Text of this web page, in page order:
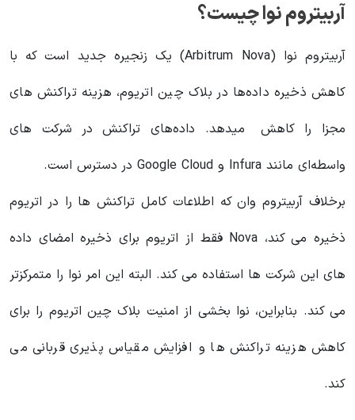
آربیتروم نوا چیست؟
آربیتروم نوا (Arbitrum Nova) یک زنجیره جدید است که با
کاهش ذخیره داده‌ها در بلاک چین اتریوم،‌ هزینه‌ تراکنش های
مجزا را کاهش میدهد. داده‌های تراکنش در شرکت های
واسطه‌ای مانند Infura و Google Cloud در دسترس است.
برخلاف آربیتروم وان که اطلاعات کامل تراکنش ها را در اتریوم
ذخیره می کند، Nova فقط از اتریوم برای ذخیره امضای داده
های این شرکت ها استفاده می کند. البته این امر نوا را متمرکزتر
می کند. بنابراین، نوا بخشی از امنیت بلاک چین اتریوم را برای
کاهش هزینه تراکنش ها و افزایش مقیاس پذیری قربانی می
کند.